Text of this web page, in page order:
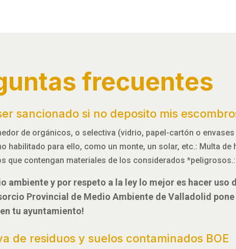
frecuentes
sancionado si no deposito mis
de orgánicos, o selectiva (vidrio, papel-cartón o
habilitado para ello, como un monte, un solar, etc.: Multa
que contengan materiales de los considerados
ambiente y por respeto a la ley lo mejor es hacer
Provincial de Medio Ambiente de Valladolid
tu ayuntamiento!
de residuos y suelos contaminados BOE